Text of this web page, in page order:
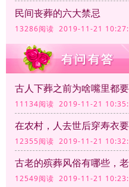
民间丧葬的六大禁忌
13286阅读 2019-11-21
11134阅读 2019-11-21
在农村，人去世后穿寿衣
12355阅读 2019-11-21
古老的殡葬风俗有哪些，
12549阅读 2019-11-21